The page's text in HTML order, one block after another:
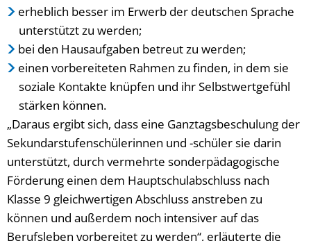
erheblich besser im Erwerb der deutschen Sprache
unterstützt zu werden;
bei den Hausaufgaben betreut zu werden;
einen vorbereiteten Rahmen zu finden, in dem sie
soziale Kontakte knüpfen und ihr Selbstwertgefühl
stärken können.
„Daraus ergibt sich, dass eine Ganztagsbeschulung der
Sekundarstufenschülerinnen und -schüler sie darin
unterstützt, durch vermehrte sonderpädagogische
Förderung einen dem Hauptschulabschluss nach
Klasse 9 gleichwertigen Abschluss anstreben zu
können und außerdem noch intensiver auf das
Berufsleben vorbereitet zu werden“, erläuterte die